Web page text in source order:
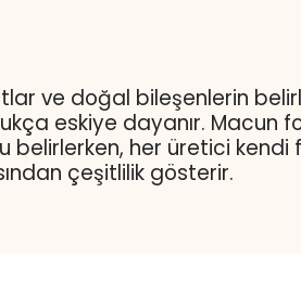
ve doğal bileşenlerin
eskiye dayanır.
belirlerken, her üretici
çeşitlilik gösterir.